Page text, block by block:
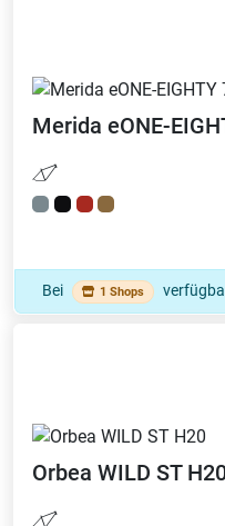
Merida eONE-
Bei 1 Shops
Orbea WILD ST